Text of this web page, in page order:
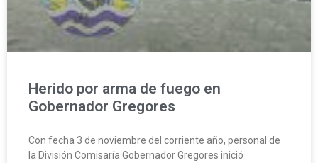
Herido por arma de fuego en
Gobernador Gregores
Con fecha 3 de noviembre del corriente año, personal de
la División Comisaría Gobernador Gregores inició